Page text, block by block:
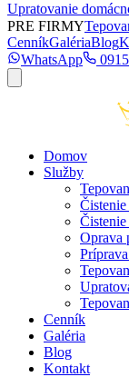
Upratovanie
PRE FIRMY
CenníkGalériaBlog
WhatsApp
Domov
Služby
Oprava
Cenník
Galéria
Blog
Kontakt